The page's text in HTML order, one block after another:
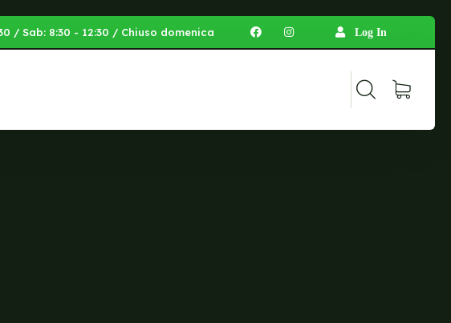
/ Sab: 8:30 - 12:30 / Chiuso domenica Log In